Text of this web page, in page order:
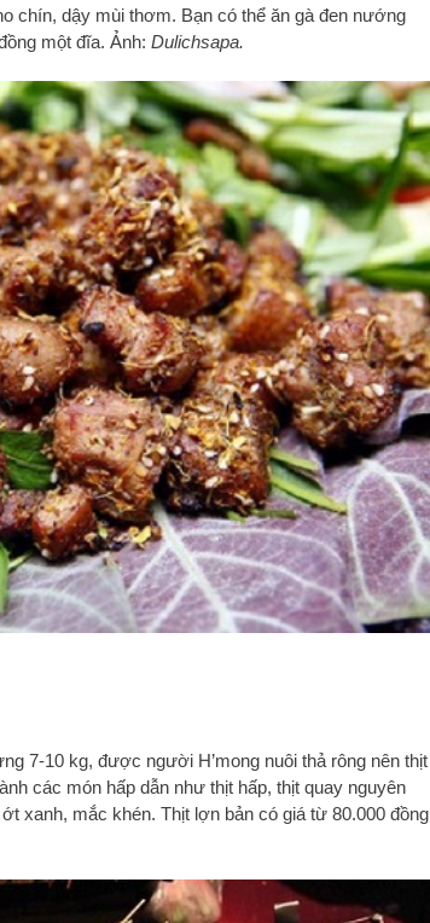
chín, dậy mùi thơm. Bạn có thể ăn gà đen nướng
một đĩa. Ảnh: Dulichsapa.
7-10 kg, được người H’mong nuôi thả rông nên thịt
các món hấp dẫn như thịt hấp, thịt quay nguyên
xanh, mắc khén. Thịt lợn bản có giá từ 80.000 đồng